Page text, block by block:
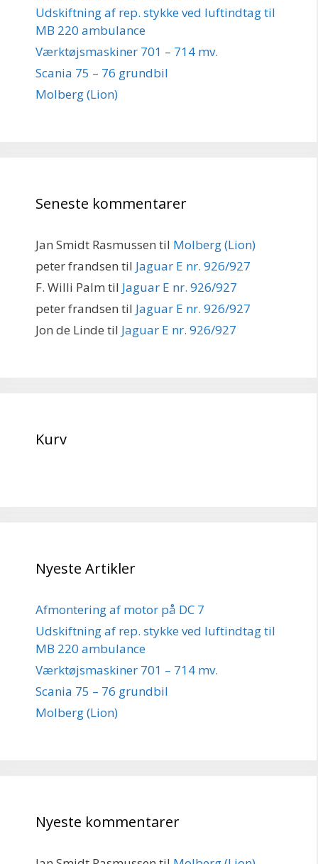
Udskiftning af rep. stykke ved luftindtag til
MB 220 ambulance
Værktøjsmaskiner 701 – 714 mv.
Scania 75 – 76 grundbil
Molberg (Lion)
Seneste kommentarer
Jan Smidt Rasmussen til Molberg (Lion)
peter frandsen til Jaguar E nr. 926/927
F. Willi Palm til Jaguar E nr. 926/927
peter frandsen til Jaguar E nr. 926/927
Jon de Linde til Jaguar E nr. 926/927
Kurv
Nyeste Artikler
Afmontering af motor på DC 7
Udskiftning af rep. stykke ved luftindtag til
MB 220 ambulance
Værktøjsmaskiner 701 – 714 mv.
Scania 75 – 76 grundbil
Molberg (Lion)
Nyeste kommentarer